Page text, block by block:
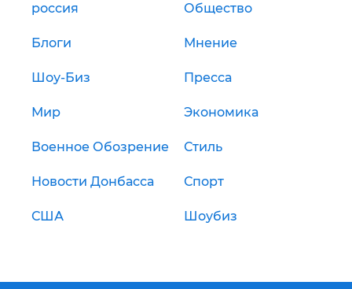
россия Общество
Блоги Мнение
Шоу-Биз Пресса
Мир Экономика
Военное Обозрение Стиль
Новости Донбасса Спорт
США Шоубиз